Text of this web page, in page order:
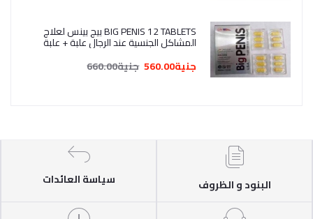
BIG PENIS 12 TABLETS بيج بينس لعلاج
المشاكل الجنسية عند الرجال علبة + علبة
جنية560.00 جنية660.00
البنود و الظروف سياسة العائدات